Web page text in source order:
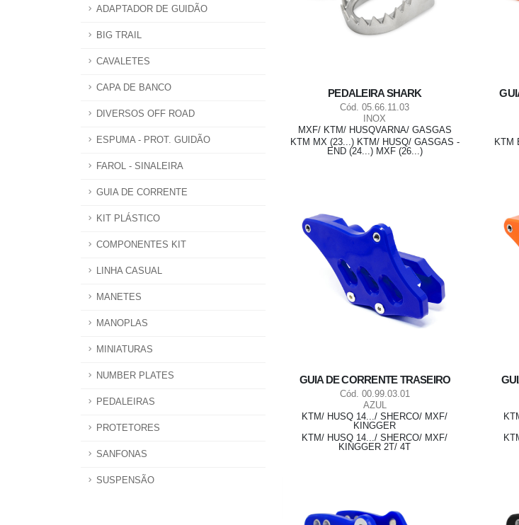
ADAPTADOR DE GUIDÃO
BIG TRAIL
CAVALETES
CAPA DE BANCO
DIVERSOS OFF ROAD
ESPUMA - PROT. GUIDÃO
FAROL - SINALEIRA
GUIA DE CORRENTE
KIT PLÁSTICO
COMPONENTES KIT
LINHA CASUAL
MANETES
MANOPLAS
MINIATURAS
NUMBER PLATES
PEDALEIRAS
PROTETORES
SANFONAS
SUSPENSÃO
PEDALEIRA SHARK
Cód. 05.66.11.03
INOX
MXF/ KTM/ HUSQVARNA/ GASGAS
KTM MX (23...) KTM/ HUSQ/ GASGAS -
END (24...) MXF (26...)
KTM
GUIA DE CORRENTE TRASEIRO
Cód. 00.99.03.01
AZUL
KTM/ HUSQ 14.../ SHERCO/ MXF/
KINGGER
KTM/ HUSQ 14.../ SHERCO/ MXF/
KINGGER 2T/ 4T